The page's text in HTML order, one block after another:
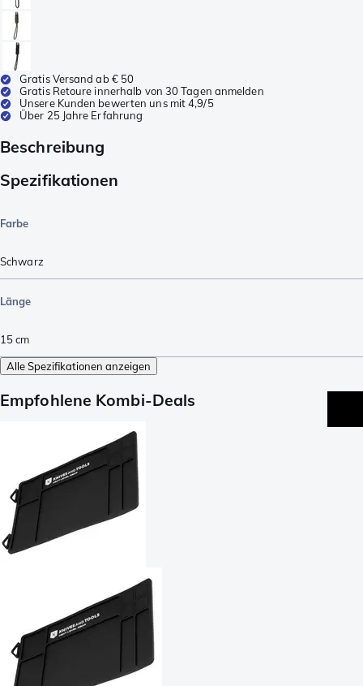
Gratis Versand ab € 50
Gratis Retoure innerhalb von 30 Tagen anmelden
Unsere Kunden bewerten uns mit 4,9/5
Über 25 Jahre Erfahrung
Beschreibung
Spezifikationen
Farbe
Schwarz
Länge
15cm
Alle Spezifikationen anzeigen
Empfohlene Kombi-Deals